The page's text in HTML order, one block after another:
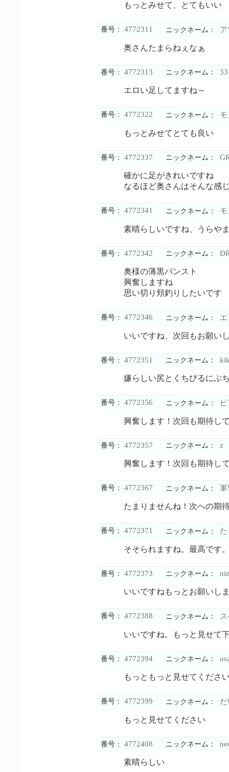
もっとみせて、とてもいい
番号： 4772311 ニックネーム：
奥さんたまらねぇなぁ
番号： 4772313 ニックネーム： 33
エロい足してますね～
番号： 4772322 ニックネーム：
もっとみせてとても良い
番号： 4772337 ニックネーム：
確かに足がきれいですね
なるほど奥さんはそんな感
番号： 4772341 ニックネーム：
素晴らしいですね、うらや
番号： 4772342 ニックネーム：
奥様の薄黒パンスト
興奮しますね
思い切り頬釣りしたいです
番号： 4772346 ニックネーム：
いいですね、次回もお願い
番号： 4772351 ニックネーム：
嫌らしい尻とくちびるにぶ
番号： 4772356 ニックネーム：
興奮します！次回も期待し
番号： 4772357 ニックネーム： z
興奮します！次回も期待し
番号： 4772367 ニックネーム： 軍
たまりませんね！次への期
番号： 4772371 ニックネーム：
そそられますね。最高です
番号： 4772373 ニックネーム：
いいですねもっとお願いし
番号： 4772388 ニックネーム：
いいですね。もっと見せて
番号： 4772394 ニックネーム：
もっともっと見せてくださ
番号： 4772399 ニックネーム：
もっと見せてください
番号： 4772408 ニックネーム：
素晴らしい